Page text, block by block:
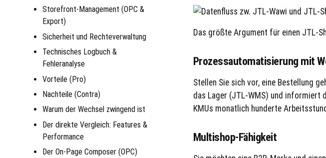
Storefront-Management (OPC &
Export)
Sicherheit und Rechteverwaltung
Technisches Logbuch &
Fehleranalyse
Vorteile (Pro)
Nachteile (Contra)
Warum der Wechsel zwingend ist
Der direkte Vergleich: Features &
Performance
Der On-Page Composer (OPC)
Das größte Argument für einen JTL-
Prozessautomatisierung mit
Stellen Sie sich vor, eine Bestellung
das Lager (JTL-WMS) und informiert
KMUs monatlich hunderte
Multishop-Fähigkeit